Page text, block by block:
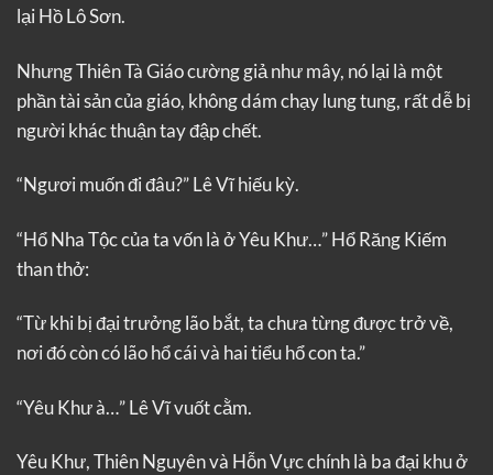
lại Hồ Lô Sơn.
Nhưng Thiên Tà Giáo cường giả như mây, nó lại là một
phần tài sản của giáo, không dám chạy lung tung, rất dễ bị
người khác thuận tay đập chết.
“Ngươi muốn đi đâu?” Lê Vĩ hiếu kỳ.
“Hổ Nha Tộc của ta vốn là ở Yêu Khư…” Hổ Răng Kiếm
than thở:
“Từ khi bị đại trưởng lão bắt, ta chưa từng được trở về,
nơi đó còn có lão hổ cái và hai tiểu hổ con ta.”
“Yêu Khư à…” Lê Vĩ vuốt cằm.
Yêu Khư, Thiên Nguyên và Hỗn Vực chính là ba đại khu ở